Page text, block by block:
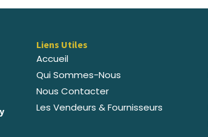
Liens Utiles
Accueil
Qui Sommes-Nous
Nous Contacter
Les Vendeurs & Fournisseurs